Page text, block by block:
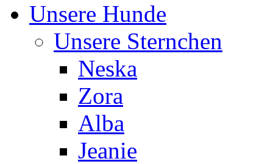
Unsere Hunde
Unsere Sternchen
Neska
Zora
Alba
Jeanie